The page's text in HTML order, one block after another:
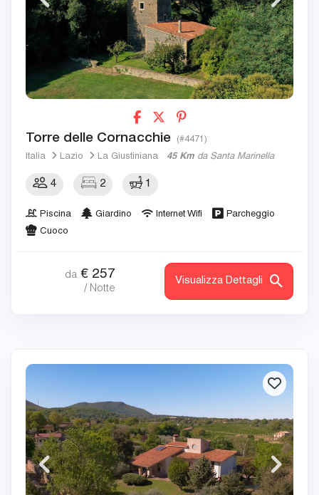
Torre delle Cornacchie (#4471)
Italia Lazio La Giustiniana 45 Km da Santa Marinella
4 2 1
Piscina Giardino Internet Wifi
Parcheggio
Cuoco
da € 257
/ Notte
Visualizza Dettagli